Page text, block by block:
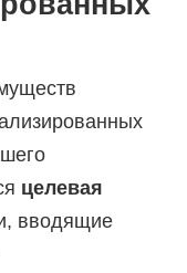
целевая
вводящие